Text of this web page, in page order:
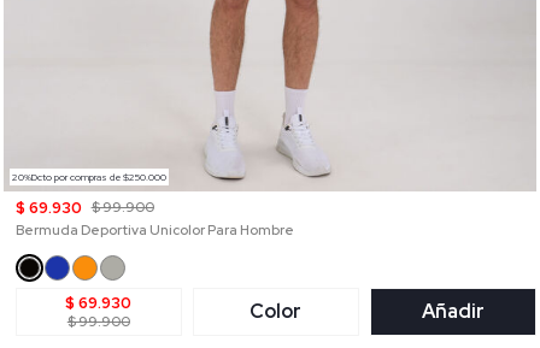
20%Dcto por compras de $250.000
$ 69.930 $ 99.900
Bermuda Deportiva Unicolor Para Hombre
$ 69.930
$ 99.900 Color Añadir